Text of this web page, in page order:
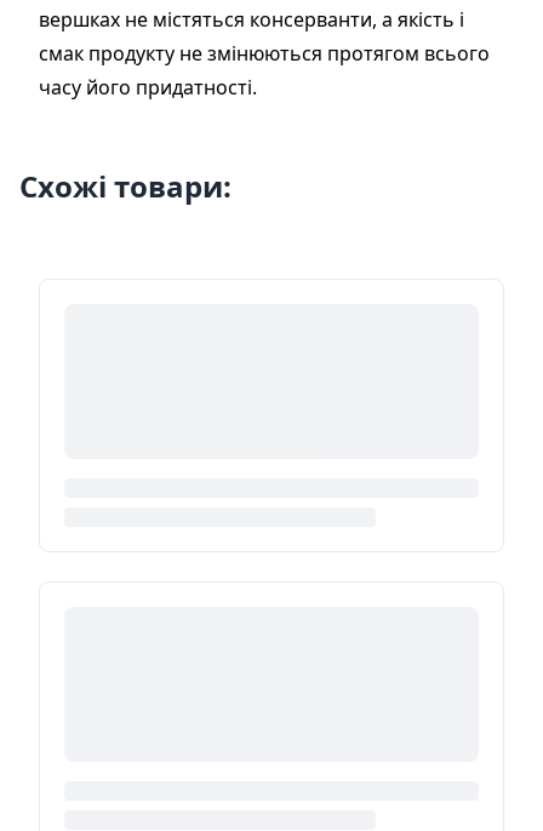
вершках не містяться консерванти, а якість і
смак продукту не змінюються протягом всього
часу його придатності.
Схожі товари: